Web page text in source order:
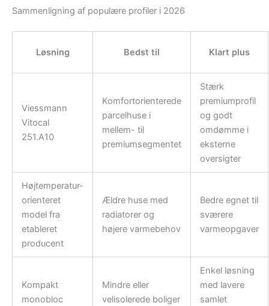
Sammenligning af populære profiler i 2026
Løsning Bedst til Klart plus
Viessmann
Vitocal
251.A10
Komfortorienterede
parcelhuse i
mellem- til
premiumsegmentet
Stærk
premiumprofil
og godt
omdømme i
eksterne
oversigter
Højtemperatur-
orienteret
model fra
etableret
producent
Ældre huse med
radiatorer og
højere varmebehov
Bedre egnet til
sværere
varmeopgaver
Kompakt
monobloc
Mindre eller
velisolerede boliger
Enkel løsning
med lavere
samlet